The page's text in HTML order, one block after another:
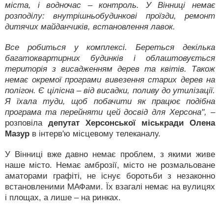
міста, і водночас – контроль. У Вінниці немає
розподілу: внутрішньобудинкові проїзди, ремонт
дитячих майданчиків, встановлення лавок.
Все робиться у комплексі. Береться декілька
багатоквартирних будинків і облаштовується
територія з висадженням дерев та квітів. Також
немає окремої програми вивезення старих дерев на
полігон. Є цілісна – від висадки, поливу до утилізації.
Я їхала туди, щоб побачити як працює подібна
програма та перейняти цей досвід для Херсона", –
розповіла депутат Херсонської міськради Олена
Мазур в інтерв'ю місцевому телеканалу.
У Вінниці вже давно немає проблем, з якими живе
наше місто. Немає амброзії, місто не розмальоване
аматорами графіті, не існує боротьби з незаконно
встановленими МАФами. Їх взагалі немає на вулицях
і площах, а лише – на ринках.